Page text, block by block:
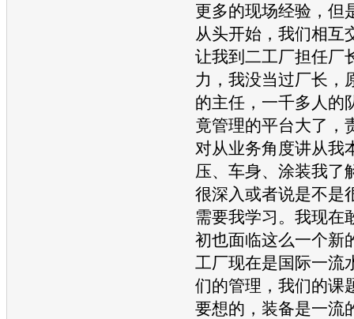
更多的现场经验，但
从头开始，我们相互
让我到二工厂担任厂
力，我没当过厂长，
的主任，一千多人的
竟管理的平台大了，
对从业务角度讲从我
压、车身、涂装我了
很深入或者说是不是
需要我学习。我现在
初也面临这么一个新
工厂现在是国际一流
们的管理，我们的课
要想的，装备是一流